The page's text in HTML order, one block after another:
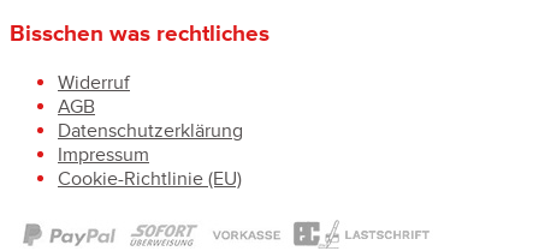
Bisschen was rechtliches
Widerruf
AGB
Datenschutzerklärung
Impressum
Cookie-Richtlinie (EU)